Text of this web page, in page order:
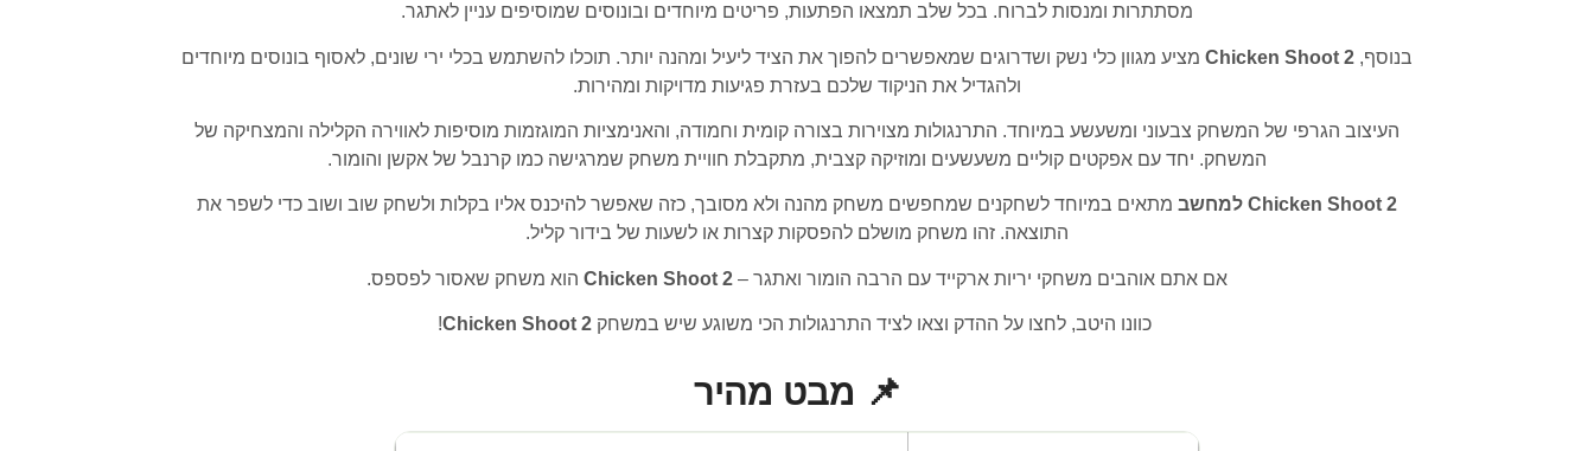
מסתתרות ומנסות לברוח. בכל שלב תמצאו הפתעות, פריטים מיוחדים ובונוסים שמוסיפים עניין לאתגר.
בנוסף, Chicken Shoot 2 מציע מגוון כלי נשק ושדרוגים שמאפשרים להפוך את הציד ליעיל ומהנה יותר. תוכלו להשתמש בכלי ירי שונים, לאסוף בונוסים מיוחדים
ולהגדיל את הניקוד שלכם בעזרת פגיעות מדויקות ומהירות.
העיצוב הגרפי של המשחק צבעוני ומשעשע במיוחד. התרנגולות מצוירות בצורה קומית וחמודה, והאנימציות המוגזמות מוסיפות לאווירה הקלילה והמצחיקה של
המשחק. יחד עם אפקטים קוליים משעשעים ומוזיקה קצבית, מתקבלת חוויית משחק שמרגישה כמו קרנבל של אקשן והומור.
Chicken Shoot 2 למחשב
מתאים במיוחד לשחקנים שמחפשים משחק מהנה ולא מסובך, כזה שאפשר להיכנס אליו בקלות ולשחק שוב ושוב כדי לשפר את
התוצאה. זהו משחק מושלם להפסקות קצרות או לשעות של בידור קליל.
אם אתם אוהבים משחקי יריות ארקייד עם הרבה הומור ואתגר – Chicken Shoot 2 הוא משחק שאסור לפספס.
כוונו היטב, לחצו על ההדק וצאו לציד התרנגולות הכי משוגע שיש במשחק Chicken Shoot 2
!
📌 מבט מהיר